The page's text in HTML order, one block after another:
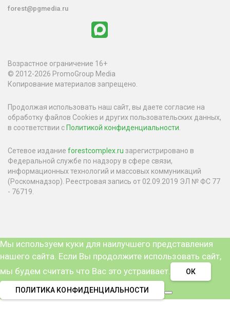
forest@pgmedia.ru
Возрастное ограничение 16+
© 2012-2026 PromoGroup Media
Копирование материалов запрещено.
Продолжая использовать наш сайт, вы даете согласие на
обработку файлов Cookies и других пользовательских данных,
в соответствии с Политикой конфиденциальности
Сетевое издание forestcomplex.ru зарегистрировано в
Федеральной службе по надзору в сфере связи,
информационных технологий и массовых коммуникаций
(Роскомнадзор). Реестровая запись от 02.09.2019 ЭЛ № ФС 77
- 76719.
Мы используем куки для наилучшего представления
нашего сайта. Если Вы продолжите использовать сайт,
мы будем считать что Вас это устраивает.
ОК
ПОЛИТИКА КОНФИДЕНЦИАЛЬНОСТИ